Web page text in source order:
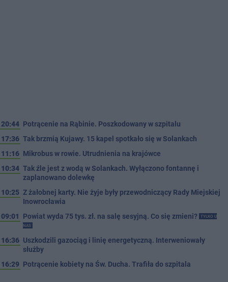
20:44 Potrącenie na Rąbinie. Poszkodowany w szpitalu
17:36 Tak brzmią Kujawy. 15 kapel spotkało się w Solankach
11:16 Mikrobus w rowie. Utrudnienia na krajówce
10:34 Tak źle jest z wodą w Solankach. Wyłączono fontannę i
zaplanowano dolewkę
10:25 Z żałobnej karty. Nie żyje były przewodniczący Rady Miejskiej
Inowrocławia
09:01
Powiat wyda 75 tys. zł. na salę sesyjną. Co się zmieni?
TYLKO U
NAS
16:36 Uszkodzili gazociąg i linię energetyczną. Interweniowały
służby
16:29 Potrącenie kobiety na Św. Ducha. Trafiła do szpitala